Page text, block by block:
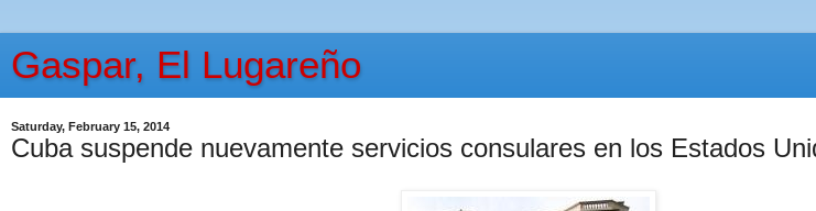
Gaspar, El Lugareño
Saturday, February 15, 2014
Cuba suspende nuevamente servicios consulares en los Estados